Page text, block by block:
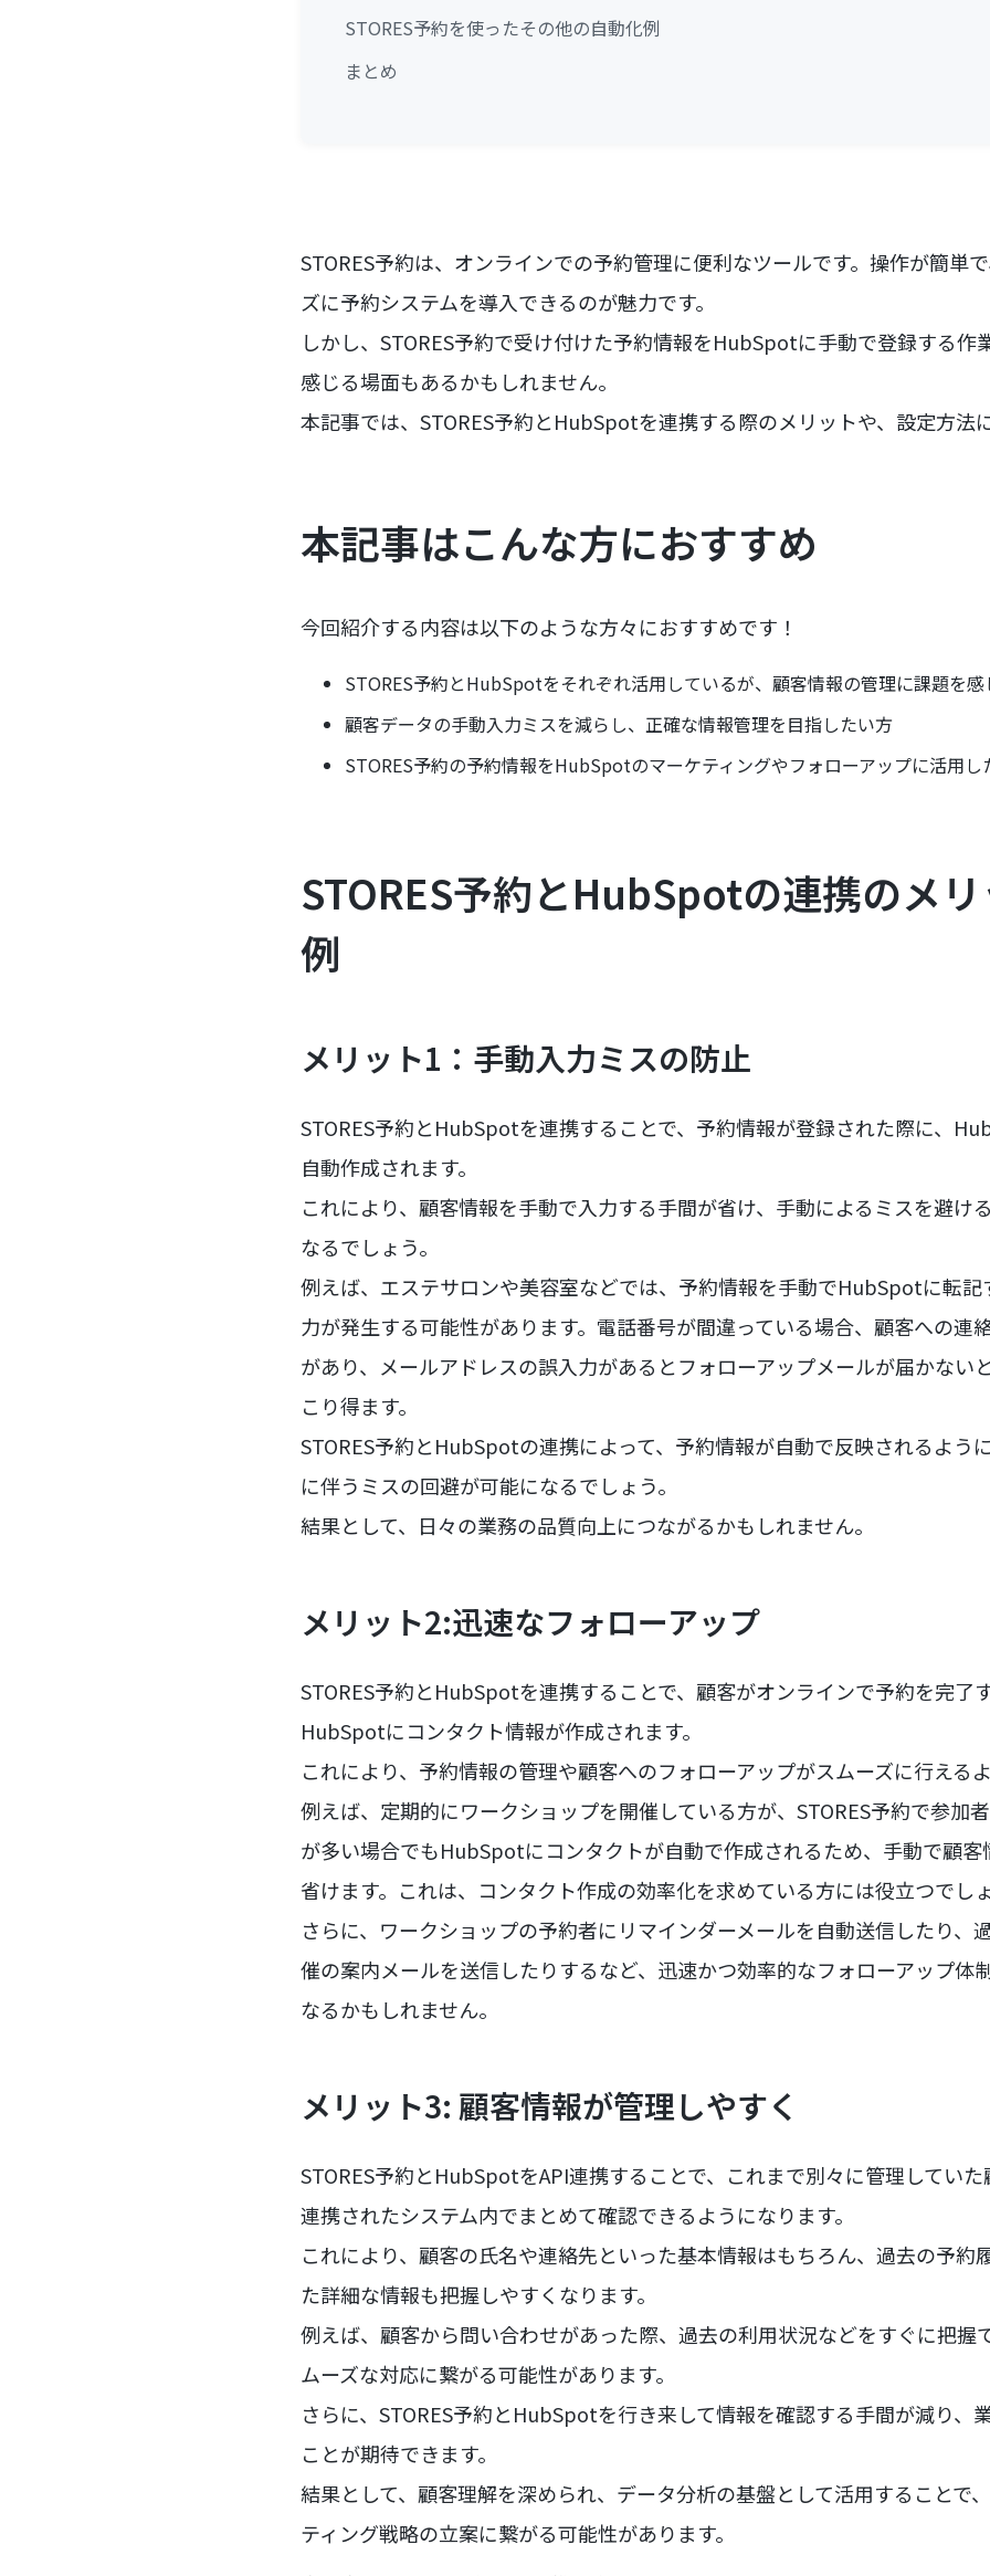
STORES予約を使ったその他の自動化例
まとめ
STORES予約は、オンラインでの予約管理に便利なツールです。操作が簡単
ズに予約システムを導入できるのが魅力です。
しかし、STORES予約で受け付けた予約情報をHubSpotに手動で登録する作
感じる場面もあるかもしれません。
本記事では、STORES予約とHubSpotを連携する際のメリットや、設定方法
本記事はこんな方におすすめ
今回紹介する内容は以下のような方々におすすめです！
STORES予約とHubSpotをそれぞれ活用しているが、顧客情報の管理に課題を
顧客データの手動入力ミスを減らし、正確な情報管理を目指したい方
STORES予約の予約情報をHubSpotのマーケティングやフォローアップに活用し
STORES予約とHubSpotの連携のメ
例
メリット1：手動入力ミスの防止
STORES予約とHubSpotを連携することで、予約情報が登録された際に、
自動作成されます。
これにより、顧客情報を手動で入力する手間が省け、手動によるミスを避け
なるでしょう。
例えば、エステサロンや美容室などでは、予約情報を手動でHubSpotに転
力が発生する可能性があります。電話番号が間違っている場合、顧客への連
があり、メールアドレスの誤入力があるとフォローアップメールが届かない
こり得ます。
STORES予約とHubSpotの連携によって、予約情報が自動で反映されるよう
に伴うミスの回避が可能になるでしょう。
結果として、日々の業務の品質向上につながるかもしれません。
メリット2:迅速なフォローアップ
STORES予約とHubSpotを連携することで、顧客がオンラインで予約を完了
HubSpotにコンタクト情報が作成されます。
これにより、予約情報の管理や顧客へのフォローアップがスムーズに行える
例えば、定期的にワークショップを開催している方が、STORES予約で参加
が多い場合でもHubSpotにコンタクトが自動で作成されるため、手動で顧
省けます。これは、コンタクト作成の効率化を求めている方には役立つでし
さらに、ワークショップの予約者にリマインダーメールを自動送信したり、
催の案内メールを送信したりするなど、迅速かつ効率的なフォローアップ体
なるかもしれません。
メリット3: 顧客情報が管理しやすく
STORES予約とHubSpotをAPI連携することで、これまで別々に管理してい
連携されたシステム内でまとめて確認できるようになります。
これにより、顧客の氏名や連絡先といった基本情報はもちろん、過去の予約
た詳細な情報も把握しやすくなります。
例えば、顧客から問い合わせがあった際、過去の利用状況などをすぐに把握
ムーズな対応に繋がる可能性があります。
さらに、STORES予約とHubSpotを行き来して情報を確認する手間が減り、
ことが期待できます。
結果として、顧客理解を深められ、データ分析の基盤として活用することで
ティング戦略の立案に繋がる可能性があります。